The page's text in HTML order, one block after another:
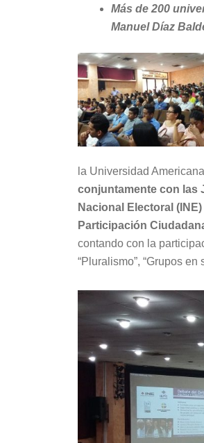
Más de 200
Manuel Díaz
la Universidad
conjuntamente con las
Nacional Electoral
Participación
contando con la
“Pluralismo”, “Grupos